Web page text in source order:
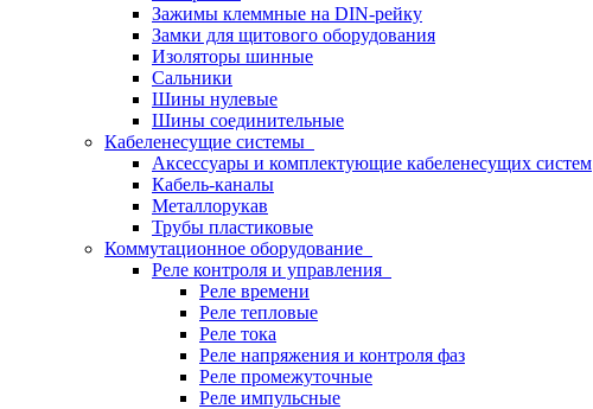
Зажимы клеммные на DIN-рейку
Замки для щитового оборудования
Изоляторы шинные
Сальники
Шины нулевые
Шины соединительные
Кабеленесущие системы
Аксессуары и комплектующие кабеленесущих систем
Кабель-каналы
Металлорукав
Трубы пластиковые
Коммутационное оборудование
Реле контроля и управления
Реле времени
Реле тепловые
Реле тока
Реле напряжения и контроля фаз
Реле промежуточные
Реле импульсные